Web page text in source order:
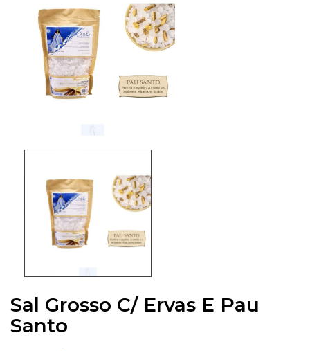
Sal Grosso C/ Ervas E Pau
Santo